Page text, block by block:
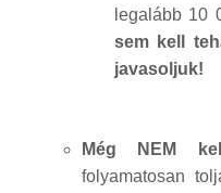
legalább 10
sem kell
javasoljuk!
Még NEM
folyamatosan